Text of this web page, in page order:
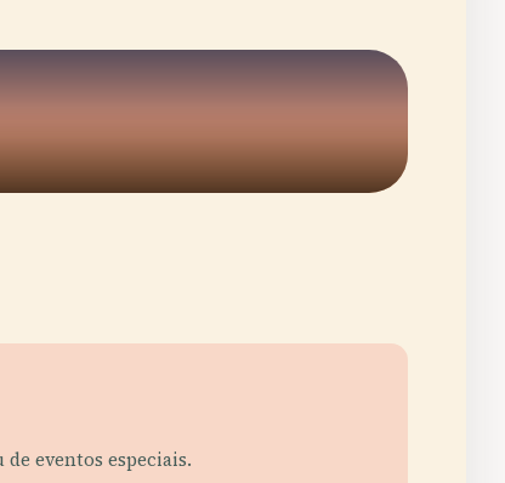
eventos especiais.